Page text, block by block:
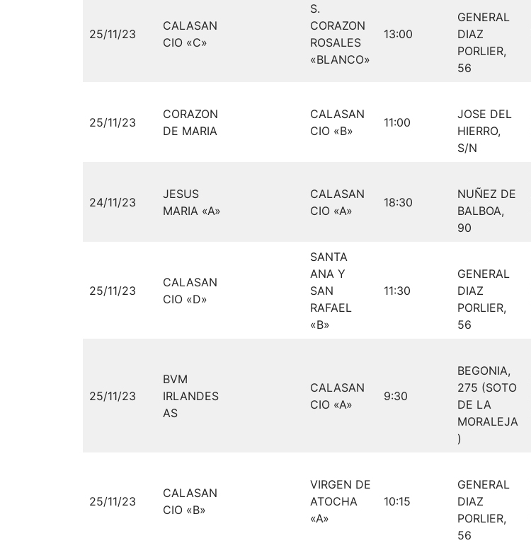
25/11/23
CALASAN
CIO «C»
S.
CORAZON
ROSALES
«BLANCO»
13:00
GENERAL
DIAZ
PORLIER,
56
25/11/23
CORAZON
DE MARIA
CALASAN
CIO «B»
11:00
JOSE DEL
HIERRO,
S/N
24/11/23
JESUS
MARIA «A»
CALASAN
CIO «A»
18:30
NUÑEZ DE
BALBOA,
90
25/11/23
CALASAN
CIO «D»
SANTA
ANA Y
SAN
RAFAEL
«B»
11:30
GENERAL
DIAZ
PORLIER,
56
25/11/23
BVM
IRLANDES
AS
CALASAN
CIO «A»
9:30
BEGONIA,
275 (SOTO
DE LA
MORALEJA
)
25/11/23
CALASAN
CIO «B»
VIRGEN DE
ATOCHA
«A»
10:15
GENERAL
DIAZ
PORLIER,
56